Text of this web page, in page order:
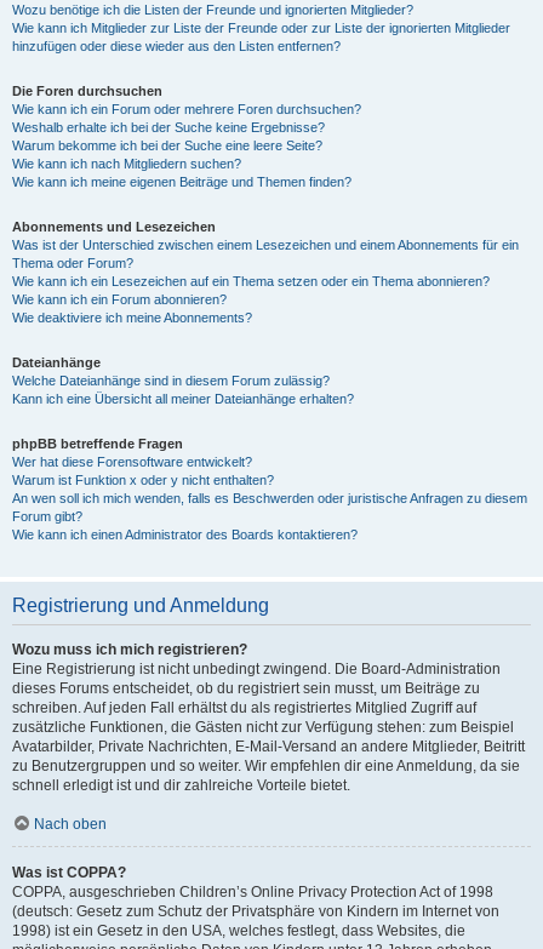
Wozu benötige ich die Listen der Freunde und ignorierten Mitglieder?
Wie kann ich Mitglieder zur Liste der Freunde oder zur Liste der ignorierten Mitglieder
hinzufügen oder diese wieder aus den Listen entfernen?
Die Foren durchsuchen
Wie kann ich ein Forum oder mehrere Foren durchsuchen?
Weshalb erhalte ich bei der Suche keine Ergebnisse?
Warum bekomme ich bei der Suche eine leere Seite?
Wie kann ich nach Mitgliedern suchen?
Wie kann ich meine eigenen Beiträge und Themen finden?
Abonnements und Lesezeichen
Was ist der Unterschied zwischen einem Lesezeichen und einem Abonnements für ein
Thema oder Forum?
Wie kann ich ein Lesezeichen auf ein Thema setzen oder ein Thema abonnieren?
Wie kann ich ein Forum abonnieren?
Wie deaktiviere ich meine Abonnements?
Dateianhänge
Welche Dateianhänge sind in diesem Forum zulässig?
Kann ich eine Übersicht all meiner Dateianhänge erhalten?
phpBB betreffende Fragen
Wer hat diese Forensoftware entwickelt?
Warum ist Funktion x oder y nicht enthalten?
An wen soll ich mich wenden, falls es Beschwerden oder juristische Anfragen zu diesem
Forum gibt?
Wie kann ich einen Administrator des Boards kontaktieren?
Registrierung und Anmeldung
Wozu muss ich mich registrieren?
Eine Registrierung ist nicht unbedingt zwingend. Die Board-Administration
dieses Forums entscheidet, ob du registriert sein musst, um Beiträge zu
schreiben. Auf jeden Fall erhältst du als registriertes Mitglied Zugriff auf
zusätzliche Funktionen, die Gästen nicht zur Verfügung stehen: zum Beispiel
Avatarbilder, Private Nachrichten, E-Mail-Versand an andere Mitglieder, Beitritt
zu Benutzergruppen und so weiter. Wir empfehlen dir eine Anmeldung, da sie
schnell erledigt ist und dir zahlreiche Vorteile bietet.
Nach oben
Was ist COPPA?
COPPA, ausgeschrieben Children’s Online Privacy Protection Act of 1998
(deutsch: Gesetz zum Schutz der Privatsphäre von Kindern im Internet von
1998) ist ein Gesetz in den USA, welches festlegt, dass Websites, die